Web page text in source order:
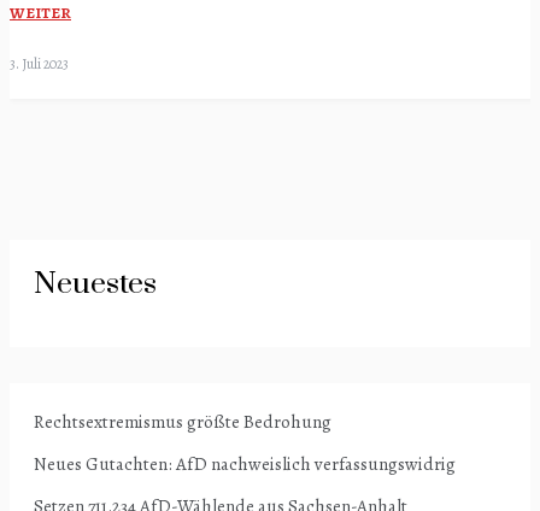
WEITER
3. Juli 2023
Neuestes
Rechtsextremismus größte Bedrohung
Neues Gutachten: AfD nachweislich verfassungswidrig